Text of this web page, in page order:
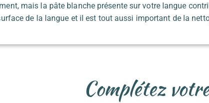
mais la pâte blanche présente sur votre langue
de la langue et il est tout aussi important de la
Complétez